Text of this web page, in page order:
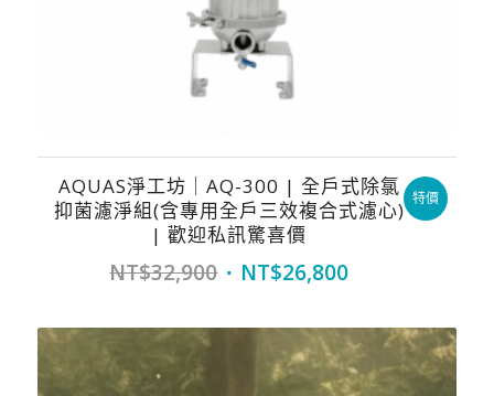
AQUAS淨工坊｜AQ-300 | 全戶式除氯
抑菌濾淨組(含專用全戶三效複合式濾心)
| 歡迎私訊驚喜價
NT$32,900 Original
was:
NT$32,900.
NT$26,800Current
is:
NT$26,800.
特價